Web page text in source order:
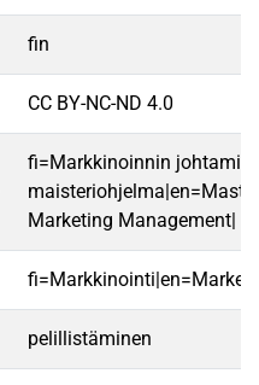
fin
CC BY-NC-ND 4.0
fi=Markkinoinnin
Marketing Management|
pelillistäminen